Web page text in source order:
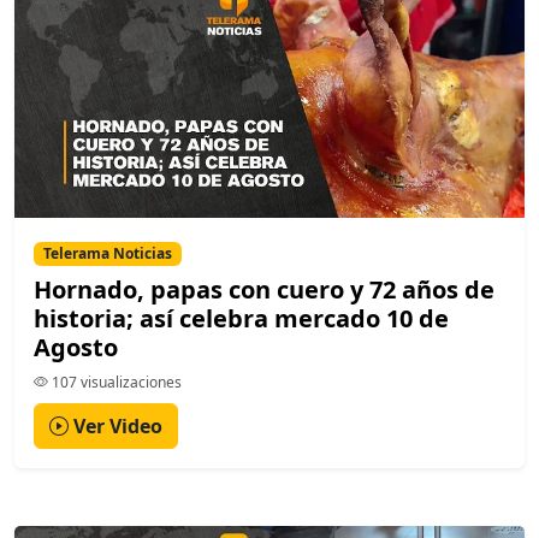
Telerama Noticias
Hornado, papas con cuero y 72 años de
historia; así celebra mercado 10 de
Agosto
107 visualizaciones
Ver Video